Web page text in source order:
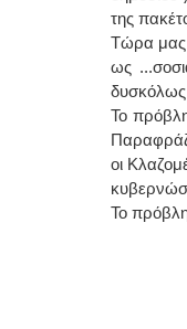
της
Τώρα μας
ως
δυσκόλως
Το
οι
Το